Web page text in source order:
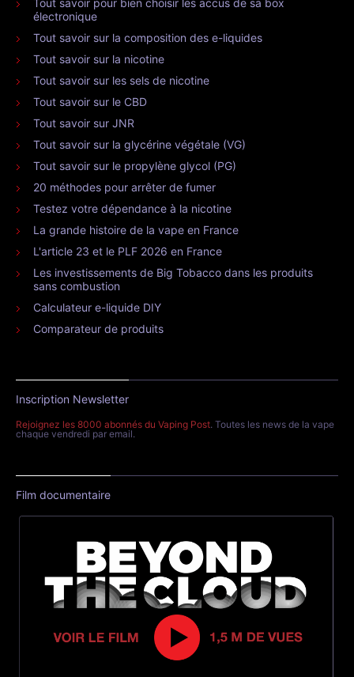
électronique
Tout savoir sur la composition des e-liquides
Tout savoir sur la nicotine
Tout savoir sur les sels de nicotine
Tout savoir sur le CBD
Tout savoir sur JNR
Tout savoir sur la glycérine végétale (VG)
Tout savoir sur le propylène glycol (PG)
20 méthodes pour arrêter de fumer
Testez votre dépendance à la nicotine
La grande histoire de la vape en France
L'article 23 et le PLF 2026 en France
Les investissements de Big Tobacco dans les produits
sans combustion
Calculateur e-liquide DIY
Comparateur de produits
Inscription Newsletter
Rejoignez les 8000 abonnés du Vaping Post. Toutes les news de la vape
chaque vendredi par email.
Film documentaire